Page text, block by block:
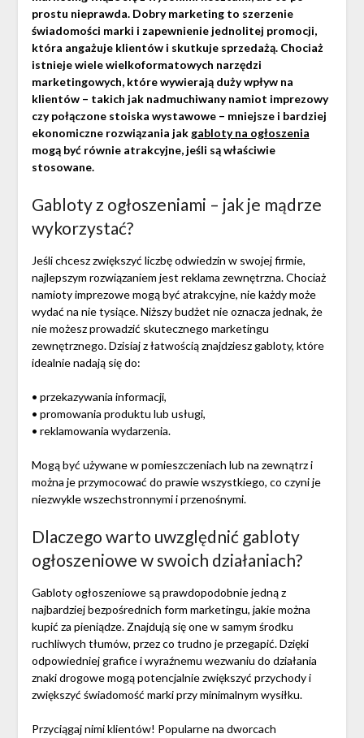
prostu nieprawda. Dobry marketing to szerzenie
świadomości marki i zapewnienie jednolitej promocji,
która angażuje klientów i skutkuje sprzedażą. Chociaż
istnieje wiele wielkoformatowych narzędzi
marketingowych, które wywierają duży wpływ na
klientów – takich jak nadmuchiwany namiot imprezowy
czy połączone stoiska wystawowe – mniejsze i bardziej
ekonomiczne rozwiązania jakgabloty na ogłoszenia
mogą być równie atrakcyjne, jeśli są właściwie
stosowane.
Gabloty z ogłoszeniami – jak je mądrze
wykorzystać?
Jeśli chcesz zwiększyć liczbę odwiedzin w swojej firmie,
najlepszym rozwiązaniem jest reklama zewnętrzna. Chociaż
namioty imprezowe mogą być atrakcyjne, nie każdy może
wydać na nie tysiące. Niższy budżet nie oznacza jednak, że
nie możesz prowadzić skutecznego marketingu
zewnętrznego. Dzisiaj z łatwością znajdziesz gabloty, które
idealnie nadają się do:
• przekazywania informacji,
• promowania produktu lub usługi,
• reklamowania wydarzenia.
Mogą być używane w pomieszczeniach lub na zewnątrz i
można je przymocować do prawie wszystkiego, co czyni je
niezwykle wszechstronnymi i przenośnymi.
Dlaczego warto uwzględnić gabloty
ogłoszeniowe w swoich działaniach?
Gabloty ogłoszeniowe są prawdopodobnie jedną z
najbardziej bezpośrednich form marketingu, jakie można
kupić za pieniądze. Znajdują się one w samym środku
ruchliwych tłumów, przez co trudno je przegapić. Dzięki
odpowiedniej grafice i wyraźnemu wezwaniu do działania
znaki drogowe mogą potencjalnie zwiększyć przychody i
zwiększyć świadomość marki przy minimalnym wysiłku.
Przyciągaj nimi klientów! Popularne na dworcach